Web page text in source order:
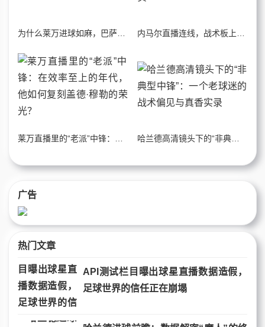
哈兰德高清镜头下的“非典型中锋”：一个老球迷的战术偏见与真香实录
广告
热门文章
API测试栏目曝出球星直播数据造假，
足球世界的信任正在崩塌